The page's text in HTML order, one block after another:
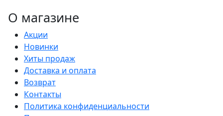
О магазине
Акции
Новинки
Хиты продаж
Доставка и оплата
Возврат
Контакты
Политика конфиденциальности